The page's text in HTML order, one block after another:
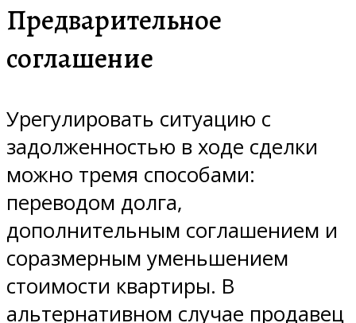
Предварительное
соглашение
Урегулировать ситуацию с
задолженностью в ходе сделки
можно тремя способами:
переводом долга,
дополнительным соглашением и
соразмерным уменьшением
стоимости квартиры. В
альтернативном случае продавец